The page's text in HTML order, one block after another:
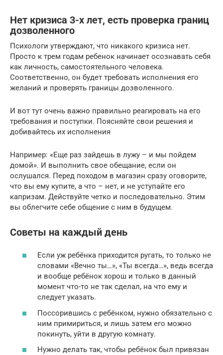
Нет кризиса 3-х лет, есть проверка границ
дозволенного
Психологи утверждают, что никакого кризиса нет.
Просто к трем годам ребенок начинает осознавать себя
как личность, самостоятельного человека.
Соответственно, он будет требовать исполнения его
желаний и проверять границы дозволенного.
И вот тут очень важно правильно реагировать на его
требования и поступки. Поясняйте свои решения и
добивайтесь их исполнения
Например: «Еще раз зайдешь в лужу – и мы пойдем
домой». И выполнить свое обещание, если он
ослушался. Перед походом в магазин сразу оговорите,
что вы ему купите, а что – нет, и не уступайте его
капризам. Действуйте четко и последовательно. Этим
вы облегчите себе общение с ним в будущем.
Советы на каждый день
Если уж ребёнка приходится ругать, то только не
словами «Вечно ты…», «Ты всегда…», ведь всегда
и вообще ребёнок хорош и только в данный
момент что-то не так сделал, на что ему и
следует указать.
Поссорившись с ребёнком, нужно обязательно с
ним примириться, и лишь затем его можно
покинуть, уйти в другую комнату.
Нужно делать так, чтобы ребёнок был привязан